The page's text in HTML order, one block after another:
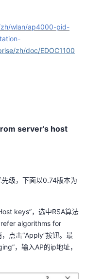
wlan/ap4000-pid-
zh/doc/EDOC1100
server’s host
级，下面以0.74版本为
keys”，选中RSA算法
algorithms for
点击“Apply”按钮。最
”，输入AP的ip地址，